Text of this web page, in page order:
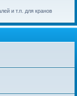
и т.п. для кранов